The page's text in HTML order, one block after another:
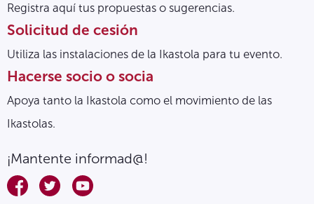
Registra aquí tus propuestas o sugerencias.
Solicitud de cesión
Utiliza las instalaciones de la Ikastola para tu evento.
Hacerse socio o socia
Apoya tanto la Ikastola como el movimiento de las
Ikastolas.
¡Mantente informad@!